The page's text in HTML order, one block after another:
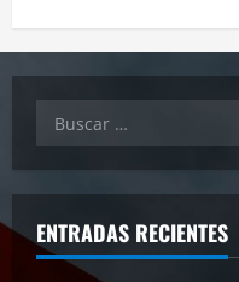
Buscar:
ENTRADAS RECIENTES